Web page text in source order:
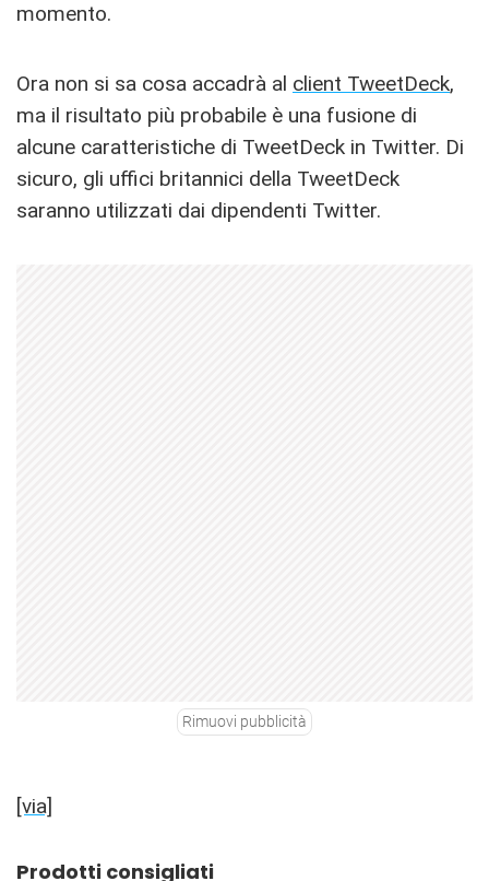
momento.
Ora non si sa cosa accadrà al client TweetDeck,
ma il risultato più probabile è una fusione di
alcune caratteristiche di TweetDeck in Twitter. Di
sicuro, gli uffici britannici della TweetDeck
saranno utilizzati dai dipendenti Twitter.
Rimuovi pubblicità
[via]
Prodotti consigliati